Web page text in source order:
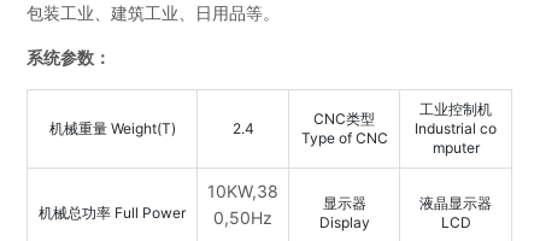
包装工业、建筑工业、日用品等。
系统参数：
机械重量 Weight(T) 2.4
CNC类型
Type of CNC
工业控制机
Industrial co
mputer
机械总功率 Full Power
10KW,38
0,50Hz
显示器
Display
液晶显示器
LCD